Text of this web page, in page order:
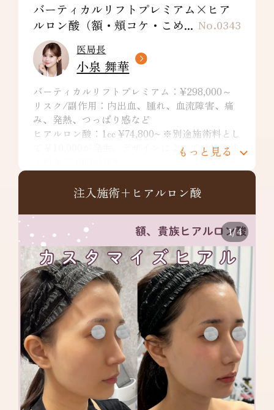
No.0343
バーティカルリフトプレミアム×ヒア
ルロン酸（額・頬コケ・こめ...
医局長
小泉 舞華
バーティカルリフトプレミアム：¥298,000～
リスク/副作用：内出血、腫れ、血流障害、痛
み、発熱、つっぱり感など
ヒアルロン酸：1cc ¥74,800~ ※別途施術料とし
て￥10,000が発生。デザインによっては特殊注
赤、熱感、つっぱり感、色素沈着、腫れ、硬
す。
もっと見る
注入施術+ヒアルロン酸
1/4